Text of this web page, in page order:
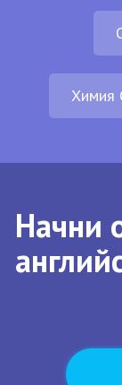
Химия
Начни